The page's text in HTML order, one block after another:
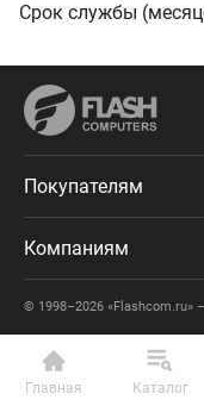
Срок службы
Покупателям
Компаниям
© 1998–2026 «Flashcom.ru»
Главная Каталог